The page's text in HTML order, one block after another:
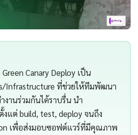
Green Canary Deploy เป็น
Infrastructure ที่ช่วยให้ทีมพัฒนา
งานร่วมกันได้ราบรื่น นำ
งแต่ build, test, deploy จนถึง
เพื่อส่งมอบซอฟต์แวร์ที่มีคุณภาพ